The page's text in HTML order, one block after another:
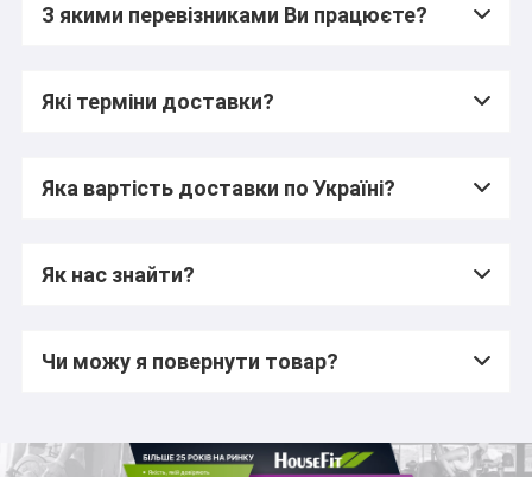
З якими перевізниками Ви працюєте?
Які терміни доставки?
Яка вартість доставки по Україні?
Як нас знайти?
Чи можу я повернути товар?